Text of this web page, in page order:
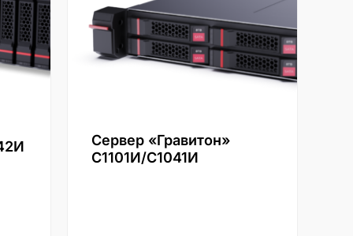
Сервер «Гравитон»
С1101И/С1041И